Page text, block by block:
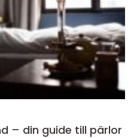
– din guide till pärlor